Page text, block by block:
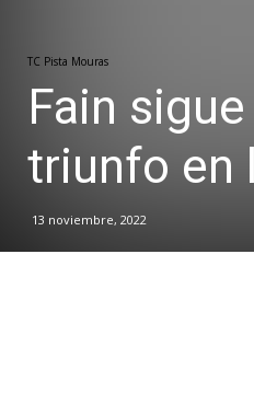
TC Pista Mouras
Fain
triunfo en
13 noviembre, 2022